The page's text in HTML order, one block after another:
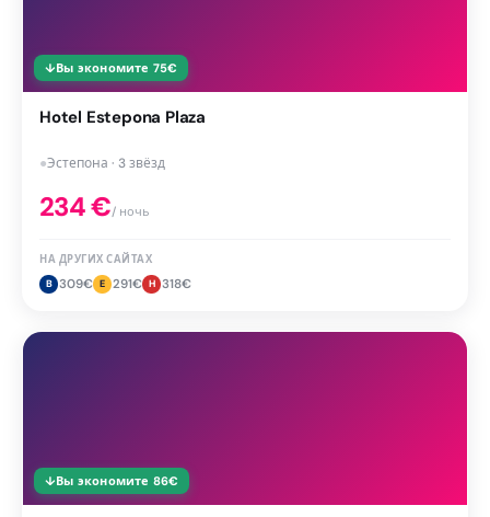
↓Вы экономите 75€
Hotel Estepona Plaza
●Эстепона · 3 звёзд
234€/ ночь
НА ДРУГИХ САЙТАХ
B 309€ E 291€ H 318€
↓Вы экономите 86€